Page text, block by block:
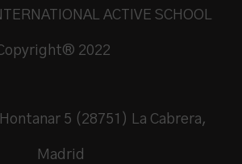
ACTIVE SCHOOL
2022
5 (28751) La Cabrera,
Madrid